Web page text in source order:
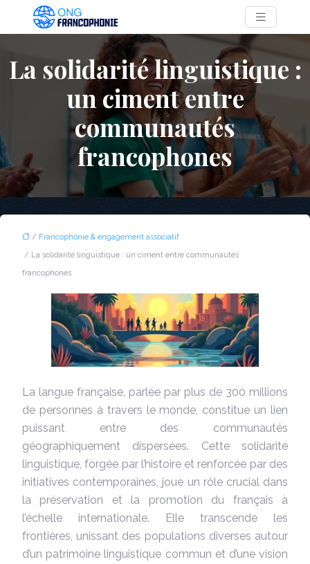
La solidarité linguistique :
un ciment entre
communautés
francophones
/ Francophonie & engagement associatif
/ La solidarité linguistique : un ciment entre communautés
francophones
La langue française, parlée par plus de 300 millions
de personnes à travers le monde, constitue un lien
puissant entre des communautés
géographiquement dispersées. Cette solidarité
linguistique, forgée par l’histoire et renforcée par des
initiatives contemporaines, joue un rôle crucial dans
la préservation et la promotion du français à
l’échelle internationale. Elle transcende les
frontières, unissant des populations diverses autour
d’un patrimoine linguistique commun et d’une vision